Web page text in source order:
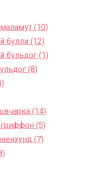
(10)
булли (12)
бульдог (1)
(8)
(14)
(5)
(7)